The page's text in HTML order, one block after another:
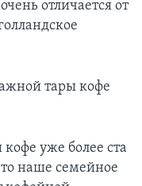
отличается от
тары кофе
уже более ста
наше семейное